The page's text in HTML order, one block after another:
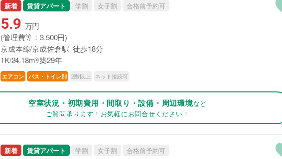
新着 賃貸アパート 学割 女子割 合格前予約可
5.9 万円
(管理費等：3,500円)
京成本線/京成佐倉駅 徒歩18分
1K/24.18m²/築29年
エアコン バス・トイレ別 2階以上 ネット接続可
空室状況・初期費用・間取り・設備・周辺環境など
ご質問承ります！お気軽にお問合せください！
新着 賃貸アパート 学割 女子割 合格前予約可